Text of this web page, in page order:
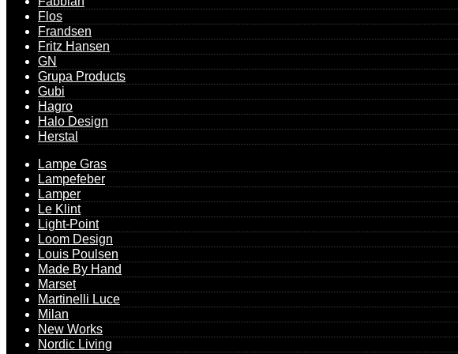
Flos
Frandsen
Fritz Hansen
GN
Grupa Products
Gubi
Hagro
Halo Design
Herstal
Lampe Gras
Lampefeber
Lamper
Le Klint
Light-Point
Loom Design
Louis Poulsen
Made By Hand
Marset
Martinelli Luce
Milan
New Works
Nordic Living